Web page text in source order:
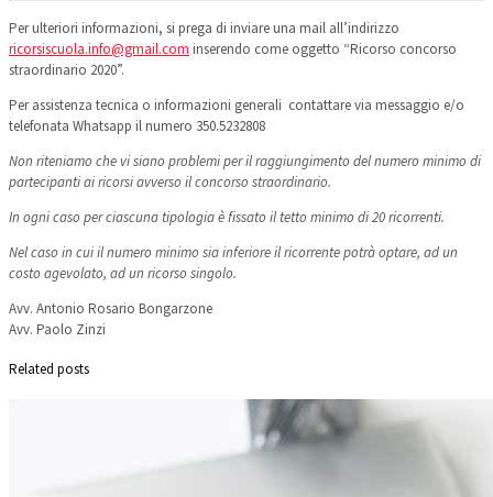
Per ulteriori informazioni, si prega di inviare una mail all’indirizzo
ricorsiscuola.info@gmail.com inserendo come oggetto “Ricorso concorso
straordinario 2020”.
Per assistenza tecnica o informazioni generali contattare via messaggio e/o
telefonata Whatsapp il numero 350.5232808
Non riteniamo che vi siano problemi per il raggiungimento del numero minimo di
partecipanti ai ricorsi avverso il concorso straordinario.
In ogni caso per ciascuna tipologia è fissato il tetto minimo di 20 ricorrenti.
Nel caso in cui il numero minimo sia inferiore il ricorrente potrà optare, ad un
costo agevolato, ad un ricorso singolo.
​Avv. Antonio Rosario Bongarzone
Avv. Paolo Zinzi
Related posts